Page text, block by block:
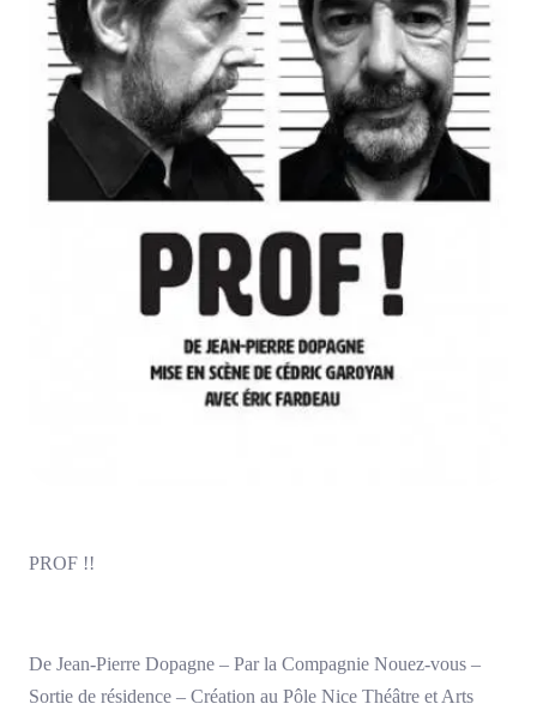
PROF !!
De Jean-Pierre Dopagne – Par la Compagnie Nouez-vous –
Sortie de résidence – Création au Pôle Nice Théâtre et Arts